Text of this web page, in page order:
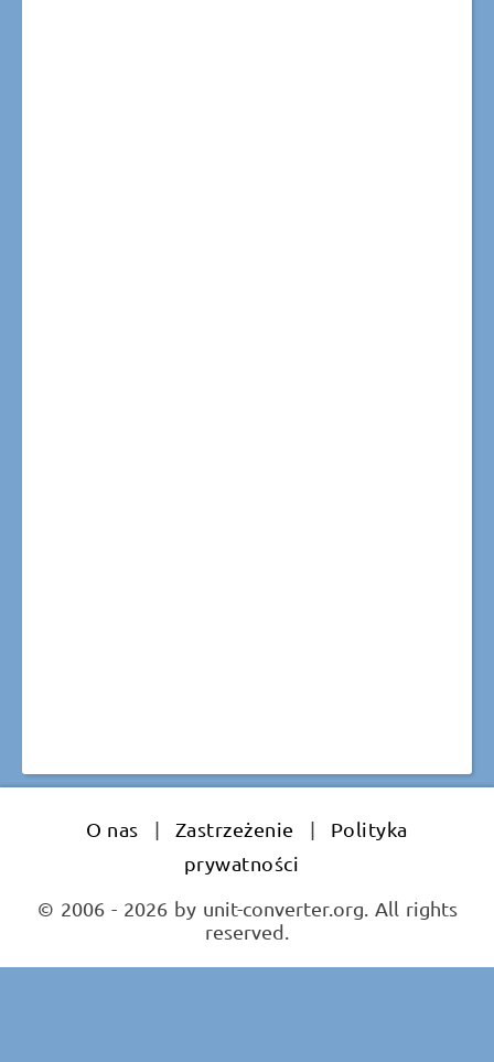
O nas | Zastrzeżenie |
Polityka
prywatności
© 2006 - 2026 by unit-converter.org. All rights
reserved.